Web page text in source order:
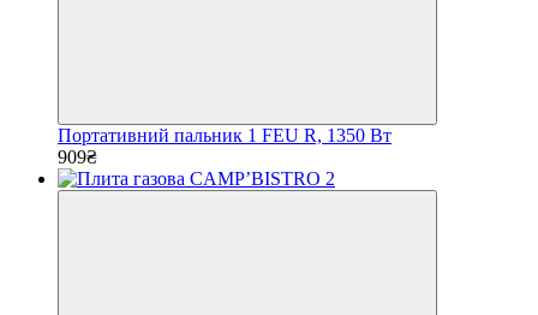
Портативний пальник 1 FEU R, 1350 Вт
909₴